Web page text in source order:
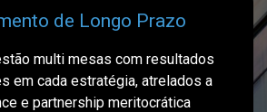
de Longo Prazo
multi mesas com resultados
em cada estratégia, atrelados a
e partnership meritocrática